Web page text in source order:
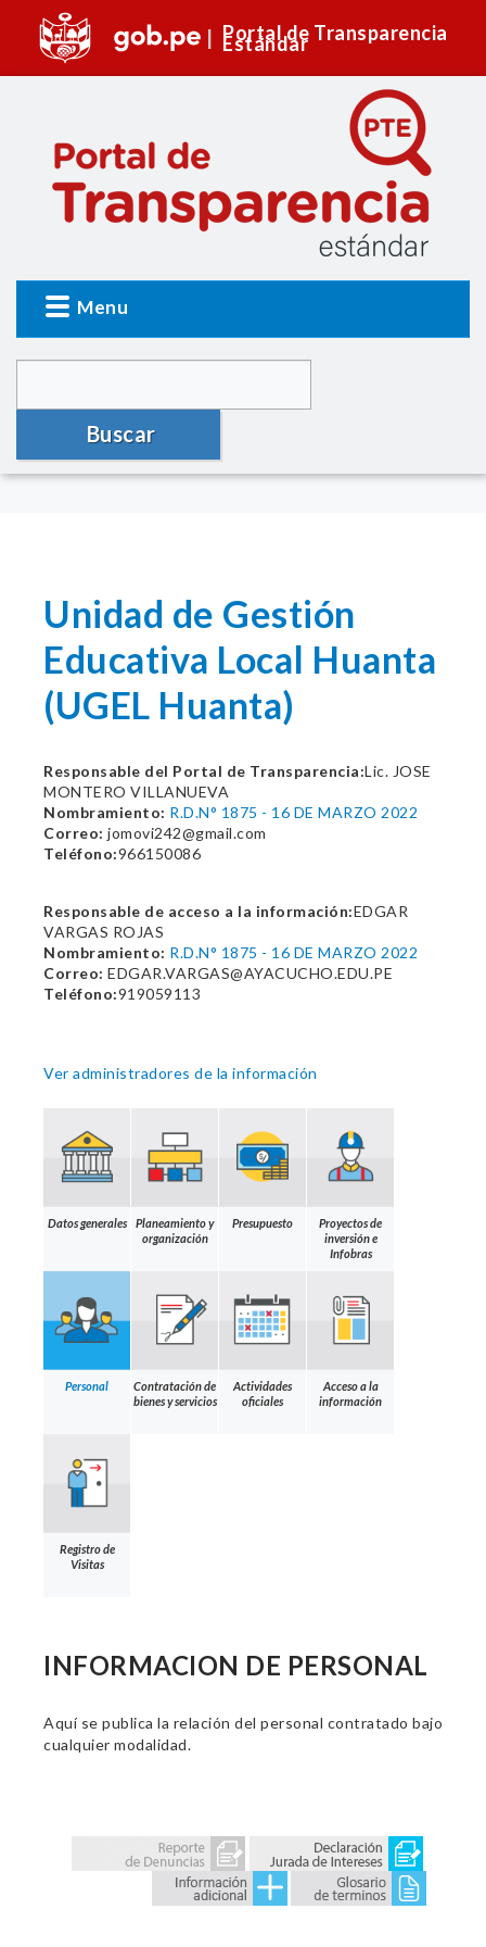
Portal de Transparencia
Estándar
Menu
Buscar
Unidad de Gestión
Educativa Local Huanta
(UGEL Huanta)
Responsable del Portal de Transparencia:Lic. JOSE
MONTERO VILLANUEVA
Nombramiento: R.D.N° 1875 - 16 DE MARZO 2022
Correo: jomovi242@gmail.com
Teléfono:966150086
Responsable de acceso a la información:EDGAR
VARGAS ROJAS
Nombramiento: R.D.N° 1875 - 16 DE MARZO 2022
Correo: EDGAR.VARGAS@AYACUCHO.EDU.PE
Teléfono:919059113
Ver administradores de la información
Datos generales
Planeamiento y
organización
Presupuesto
Proyectos de
inversión e
Infobras
Personal
Contratación de
bienes y servicios
Actividades
oficiales
Acceso a la
información
Registro de
Visitas
INFORMACION DE PERSONAL
Aquí se publica la relación del personal contratado bajo
cualquier modalidad.